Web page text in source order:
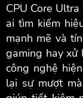
CPU Core
ai tìm kiếm
mạnh mẽ và
gaming hay xử
công nghệ
lại sự mượt